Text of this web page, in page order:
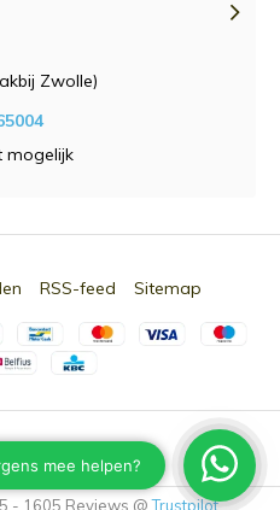
Zwolle)
mogelijk
RSS-feed Sitemap
5 - 1605 Reviews @Trustpilot